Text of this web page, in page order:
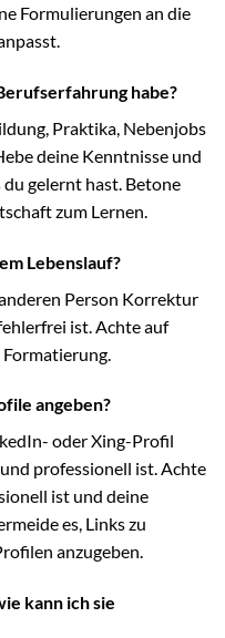
Formulierungen an die
habe?
Praktika, Nebenjobs
deine Kenntnisse und
gelernt hast. Betone
zum Lernen.
Lebenslauf?
Person Korrektur
ist. Achte auf
angeben?
oder Xing-Profil
professionell ist. Achte
ist und deine
es, Links zu
anzugeben.
kann ich sie